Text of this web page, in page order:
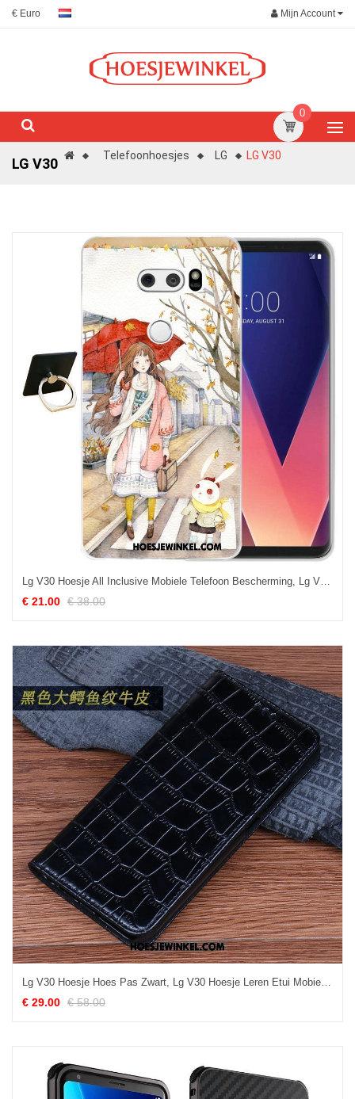
€ Euro Mijn Account
0
LG V30 Telefoonhoesjes LG LG V30
Lg V30 Hoesje All Inclusive Mobiele Telefoon Bescherming, Lg V30 Hoesje Hoes Zacht
€ 21.00 € 38.00
Lg V30 Hoesje Hoes Pas Zwart, Lg V30 Hoesje Leren Etui Mobiele Telefoon
€ 29.00 € 58.00